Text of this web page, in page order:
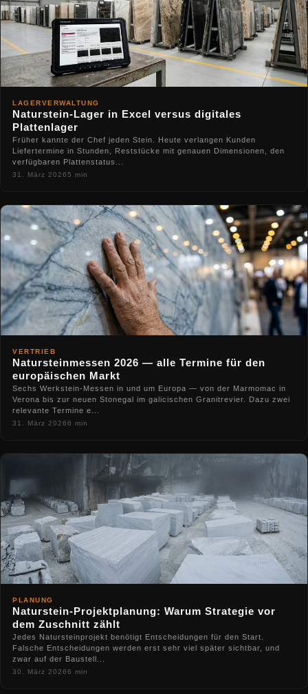
LAGERVERWALTUNG
Naturstein-Lager in Excel versus digitales
Plattenlager
Früher kannte der Chef jeden Stein. Heute verlangen Kunden
Liefertermine in Stunden, Reststücke mit genauen Dimensionen, den
verfügbaren Plattenstatus...
31. März 20265 min
VERTRIEB
Natursteinmessen 2026 — alle Termine für den
europäischen Markt
Sechs Werkstein-Messen in und um Europa — von der Marmomac in
Verona bis zur neuen Stonegal im galicischen Granitrevier. Dazu zwei
relevante Termine e...
31. März 20266 min
PLANUNG
Naturstein-Projektplanung: Warum Strategie vor
dem Zuschnitt zählt
Jedes Natursteinprojekt benötigt Entscheidungen für den Start.
Falsche Entscheidungen werden erst sehr viel später sichtbar, und
zwar auf der Baustell...
30. März 20266 min